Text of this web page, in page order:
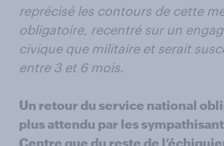
reprécisé les contours de cette
obligatoire, recentré sur un
civique que militaire et serait
entre 3 et 6 mois.
Un retour du service national
plus attendu par les
Centre que du reste de